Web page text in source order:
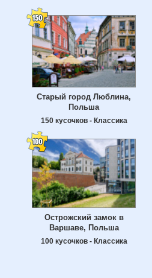
Старый город Люблина,
Польша
150 кусочков - Классика
Острожский замок в
Варшаве, Польша
100 кусочков - Классика